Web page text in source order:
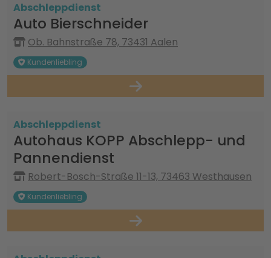
Abschleppdienst
Auto Bierschneider
Ob. Bahnstraße 78, 73431 Aalen
Kundenliebling
Abschleppdienst
Autohaus KOPP Abschlepp- und
Pannendienst
Robert-Bosch-Straße 11-13, 73463 Westhausen
Kundenliebling